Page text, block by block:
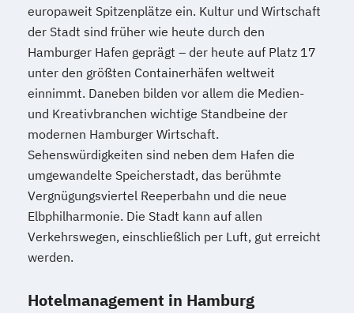
europaweit Spitzenplätze ein. Kultur und Wirtschaft
der Stadt sind früher wie heute durch den
Hamburger Hafen geprägt – der heute auf Platz 17
unter den größten Containerhäfen weltweit
einnimmt. Daneben bilden vor allem die Medien-
und Kreativbranchen wichtige Standbeine der
modernen Hamburger Wirtschaft.
Sehenswürdigkeiten sind neben dem Hafen die
umgewandelte Speicherstadt, das berühmte
Vergnügungsviertel Reeperbahn und die neue
Elbphilharmonie. Die Stadt kann auf allen
Verkehrswegen, einschließlich per Luft, gut erreicht
werden.
Hotelmanagement in Hamburg